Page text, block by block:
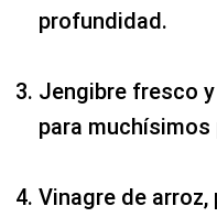
profundidad.
Jengibre fresco
para
Vinagre de